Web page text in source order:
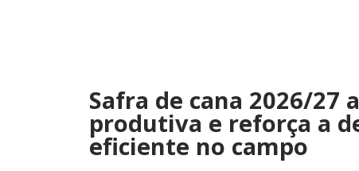
Safra de cana 2026/27
produtiva e reforça a
eficiente no campo